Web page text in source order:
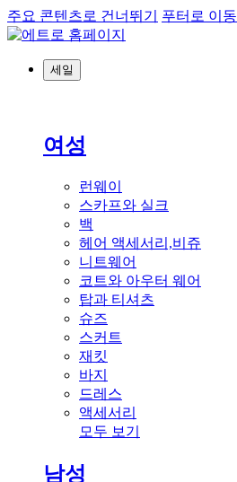
주요 콘텐츠로 건너뛰기 푸터로 이동
세일
여성
런웨이
스카프와 실크
백
헤어 액세서리,비쥬
니트웨어
코트와 아우터 웨어
탑과 티셔츠
슈즈
스커트
재킷
바지
드레스
액세서리
모두 보기
남성